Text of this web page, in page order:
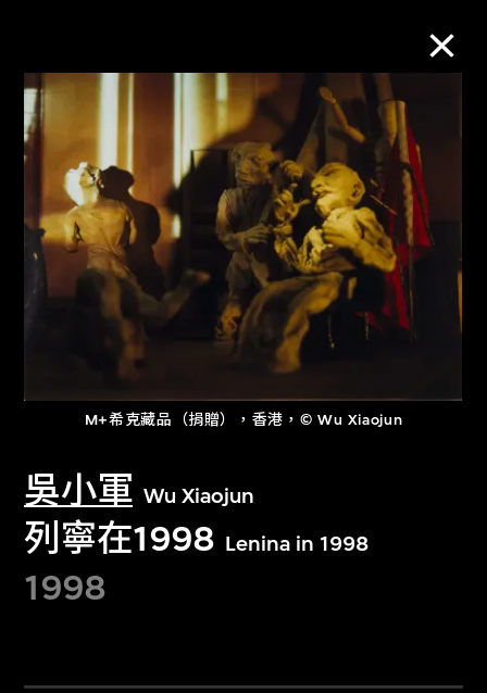
M+希克藏品（捐贈），香港，© Wu Xiaojun
吳小軍 Wu Xiaojun
列寧在1998 Lenina in 1998
1998
M+藏品
進一步篩選 搜索
關於M+藏品
探索世界頂級的二十及二十一世紀視覺